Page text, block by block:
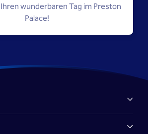
wunderbaren Tag im Preston
Palace!